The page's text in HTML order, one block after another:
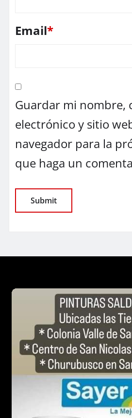
Email*
Guardar mi nombre,
electrónico y sitio
navegador para la
que haga un